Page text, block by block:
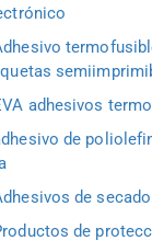
adhesivos
de
de
de